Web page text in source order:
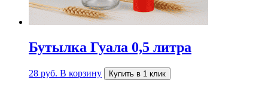
Бутылка Гуала 0,5 литра
28 руб. В корзину Купить в 1 клик